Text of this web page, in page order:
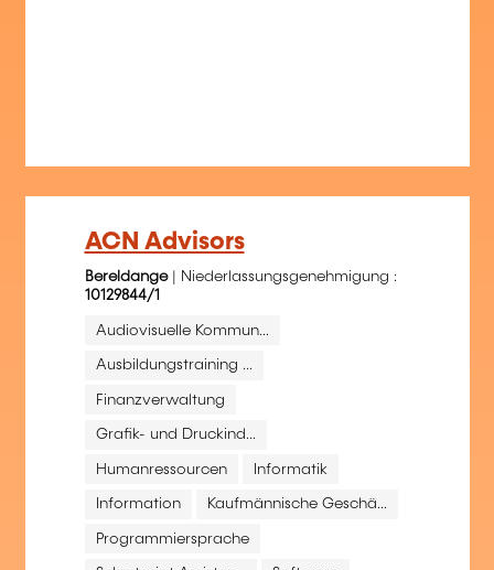
ACN Advisors
Bereldange| Niederlassungsgenehmigung :
10129844/1
Audiovisuelle Kommun...
Ausbildungstraining ...
Finanzverwaltung
Grafik- und Druckind...
Humanressourcen Informatik
Information Kaufmännische Geschä...
Programmiersprache